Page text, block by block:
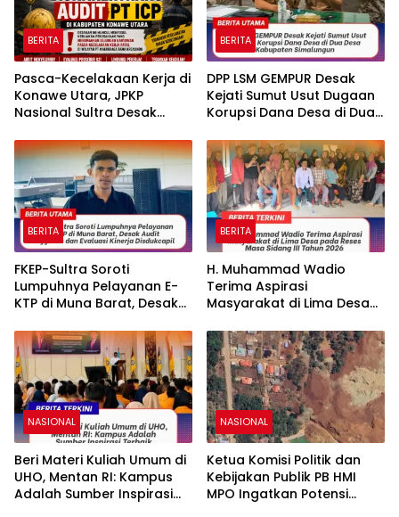
BERITA
Pasca-Kecelakaan Kerja di
Konawe Utara, JPKP
Nasional Sultra Desak
BERITA
DPP LSM GEMPUR Desak
Kejati Sumut Usut Dugaan
Korupsi Dana Desa di Dua
Simalungun
BERITA
FKEP-Sultra Soroti
Lumpuhnya Pelayanan E-
KTP di Muna Barat, Desak
Evaluasi Kinerja Disdukcapil
BERITA
H. Muhammad Wadio
Terima Aspirasi
Masyarakat di Lima Desa
III Tahun 2026
NASIONAL
Beri Materi Kuliah Umum di
UHO, Mentan RI: Kampus
Adalah Sumber Inspirasi
NASIONAL
Ketua Komisi Politik dan
Kebijakan Publik PB HMI
MPO Ingatkan Potensi